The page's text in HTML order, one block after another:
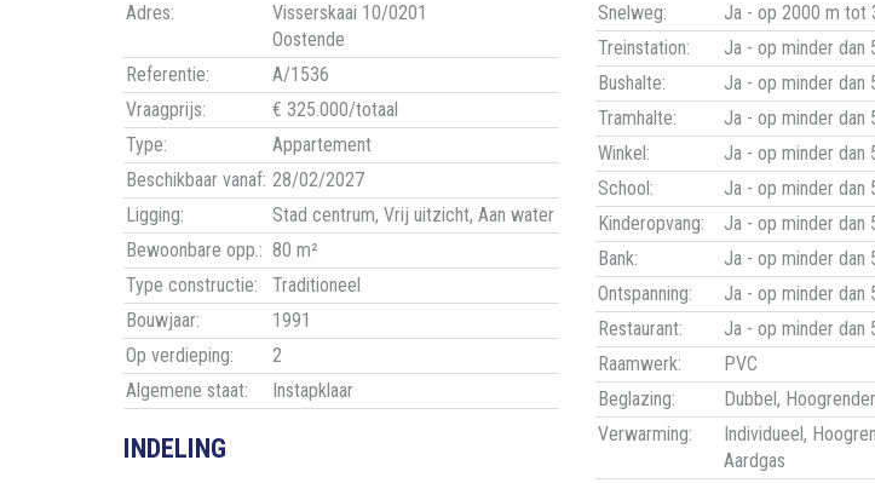
Adres:
Visserskaai 10/0201
Oostende
Referentie:
A/1536
Vraagprijs:
€ 325.000/totaal
Type:
Appartement
Beschikbaar vanaf: 28/02/2027
Ligging:
Stad centrum, Vrij uitzicht, Aan water
Bewoonbare opp.: 80 m²
Type constructie:
Traditioneel
Bouwjaar:
1991
Op verdieping:
2
Algemene staat:
Instapklaar
INDELING
Snelweg:
Ja - op 2000 m tot
Treinstation:
Ja - op minder dan
Bushalte:
Ja - op minder dan
Tramhalte:
Ja - op minder dan
Winkel:
Ja - op minder dan
School:
Ja - op minder dan
Kinderopvang:
Ja - op minder dan
Bank:
Ja - op minder dan
Ontspanning:
Ja - op minder dan
Restaurant:
Ja - op minder dan
Raamwerk:
PVC
Beglazing:
Dubbel,
Verwarming:
Individueel,
Aardgas